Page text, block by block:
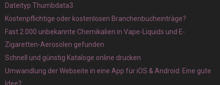
Dateityp Thumbdata3
Kostenpflichtige oder kostenlosen Branchenbucheinträge?
Fast 2.000 unbekannte Chemikalien in Vape-Liquids und E-
Zigaretten-Aerosolen gefunden
Schnell und günstig Kataloge online drucken
Umwandlung der Webseite in eine App für iOS & Android: Eine gute
Idee?